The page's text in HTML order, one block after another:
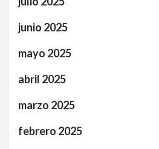
junio 2025
mayo 2025
abril 2025
marzo 2025
febrero 2025